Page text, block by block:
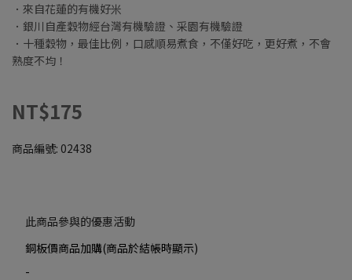
．來自花蓮的有機好米
．銀川自產穀物經台灣有機驗證、采園有機驗證
．十種穀物，最佳比例，口感順易煮食，不僅好吃，更好煮，不會
熟度不均！
NT$175
商品編號: 02438
此商品參與的優惠活動
銅板價商品加購(商品於結帳時顯示)
-